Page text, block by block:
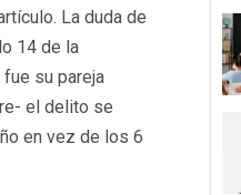
La duda de
14 de la
su pareja
el delito se
en vez de los 6